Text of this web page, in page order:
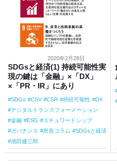
2020年2月28日
SDGsと経済(1) 持続可能性実
現の鍵は「金融」×「DX」
×「PR・IR」にあり
SDGs CSV CSR 持続可能性
DX
デジタルトランスフォーメーション
金融
ESG
スチュワードシップ
ガバナンス
所長コラム
SDGsと経済
池田健三郎